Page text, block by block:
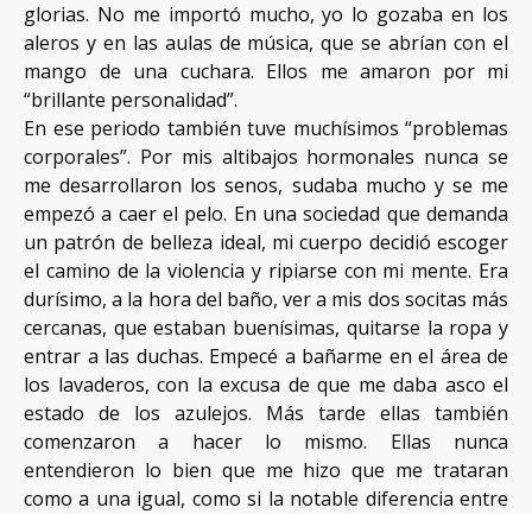
glorias. No me importó mucho, yo lo gozaba en los
aleros y en las aulas de música, que se abrían con el
mango de una cuchara. Ellos me amaron por mi
“brillante personalidad”.
En ese periodo también tuve muchísimos “problemas
corporales”. Por mis altibajos hormonales nunca se
me desarrollaron los senos, sudaba mucho y se me
empezó a caer el pelo. En una sociedad que demanda
un patrón de belleza ideal, mi cuerpo decidió escoger
el camino de la violencia y ripiarse con mi mente. Era
durísimo, a la hora del baño, ver a mis dos socitas más
cercanas, que estaban buenísimas, quitarse la ropa y
entrar a las duchas. Empecé a bañarme en el área de
los lavaderos, con la excusa de que me daba asco el
estado de los azulejos. Más tarde ellas también
comenzaron a hacer lo mismo. Ellas nunca
entendieron lo bien que me hizo que me trataran
como a una igual, como si la notable diferencia entre